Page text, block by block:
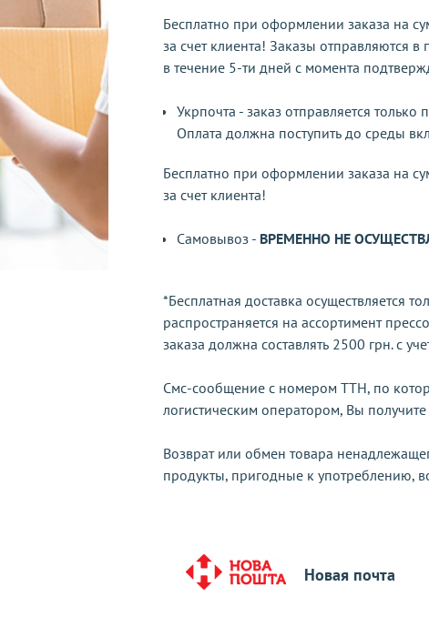
Бесплатно при оформлении заказа на
за счет клиента! Заказы отправляются в
в течение 5-ти дней с момента
Укрпочта - заказ отправляется
Оплата должна поступить до среды
Бесплатно при оформлении заказа на
за счет клиента!
Самовывоз - ВРЕМЕННО НЕ
*Бесплатная доставка осуществляется
распространяется на ассортимент
заказа должна составлять 2500 грн. с
Смс-сообщение с номером ТТН, по
логистическим оператором, Вы
Возврат или обмен товара
продукты, пригодные к употреблению,
Новая почта